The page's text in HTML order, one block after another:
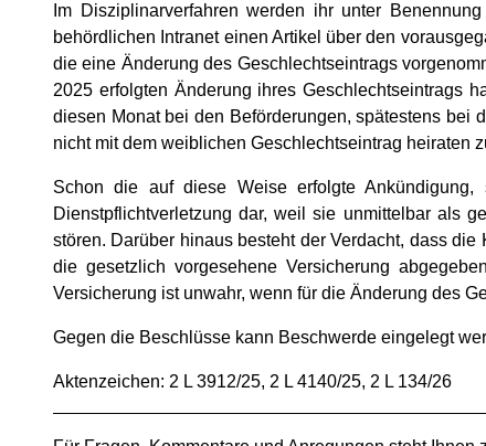
Im Disziplinarverfahren werden ihr unter
behördlichen Intranet einen Artikel über den
die eine Änderung des Geschlechtseintrags
2025 erfolgten Änderung ihres Geschlechtseintrags
diesen Monat bei den Beförderungen, spätestens bei
nicht mit dem weiblichen Geschlechtseintrag heiraten
Schon die auf diese Weise erfolgte
Dienstpflichtverletzung dar, weil sie unmittelbar als
stören. Darüber hinaus besteht der Verdacht, dass
die gesetzlich vorgesehene Versicherung
Versicherung ist unwahr, wenn für die Änderung des
Gegen die Beschlüsse kann Beschwerde eingelegt
Aktenzeichen: 2 L 3912/25, 2 L 4140/25, 2 L 134/26